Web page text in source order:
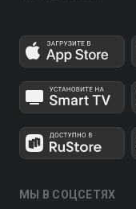
МЫ В СОЦСЕТЯХ